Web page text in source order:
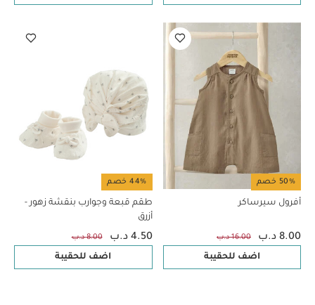
50% خصم
أفرول سيرساكر
8.00 د.ب 16.00 د.ب
اضف للحقيبة
44% خصم
طقم قبعة وجوارب بنقشة زهور -
أزرق
4.50 د.ب 8.00 د.ب
اضف للحقيبة